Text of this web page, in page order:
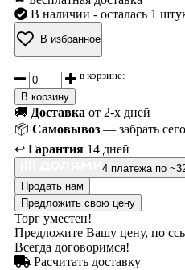
В наличии - осталась 1
В избранное
в корзине:
В корзину
🚚 Доставка от 2-х дней
📦 Самовывоз — забрать
↩️ Гарантия 14 дней
4 платежа по
Продать нам
Предложить свою цену
Торг уместен!
Предложите Вашу цену, по
Всегда договоримся!
Расчитать доставку